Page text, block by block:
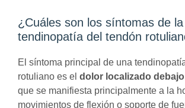
¿Cuáles son los síntomas de la
tendinopatía del tendón
El síntoma principal de una
rotuliano es el dolor localizado
que se manifiesta principalmente a la
movimientos de flexión o soporte de